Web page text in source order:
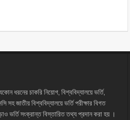
ধরনের চাকরি নিয়োগ, বিশ্ববিদ্যালয়ে ভর্তি,
জাতীয় বিশ্ববিদ্যালয়ে ভর্তি পরীক্ষার বিগত
ভর্তি সংক্রান্ত বিস্তারিত তথ্য প্রদান করা হয় ।